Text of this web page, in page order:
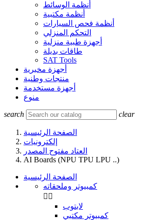
أنظمة الوسائط
أنظمة مكتبية
أنظمة فحص السيارات
التحكم المنزلي
أجهزة طبية منزلية
طاقات بديلة
SAT Tools
أجهزة مخبرية
منتجات وطنية
أجهزة مستخدمة
منوع
search clear
الصفحة الرئيسية
إلكترونيات
العتاد مفتوح المصدر
AI Boards (NPU TPU LPU ..)
الصفحة الرئيسية
كمبيوتر وملحقاته
 
لابتوب
كمبيوتر مكتبي